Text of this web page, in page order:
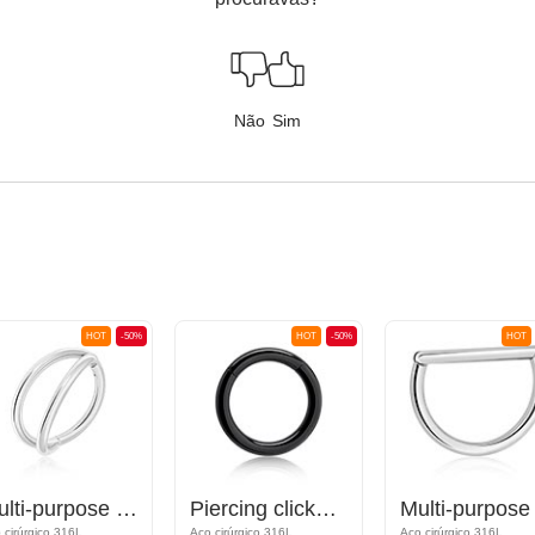
Não Sim
-50%
HOT
Multi-purpose clicker (aço cirúrgico, prata, acabamento brilhante)
cirúrgico 316L
-50%
HOT
Piercing clicker (aço cirúrgico, preto, brilhante)
Aço cirúrgico 316L
HOT
Aço cirúrgico 316L